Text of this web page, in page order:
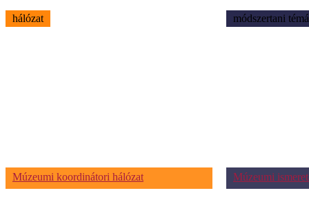
hálózat
Múzeumi koordinátori hálózat
módszertani
Múzeumi